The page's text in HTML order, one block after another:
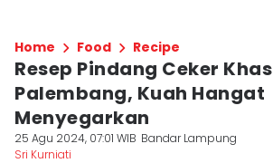
Home Food Recipe
Resep Pindang Ceker Khas
Palembang, Kuah Hangat
Menyegarkan
25 Agu 2024, 07:01 WIB Bandar Lampung
Sri Kurniati